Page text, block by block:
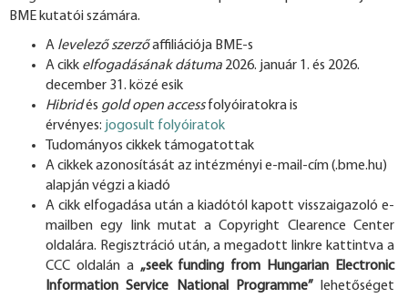
BME kutatói számára.
A levelező szerzőaffiliációja BME-s
A cikk elfogadásának dátuma 2026. január 1. és 2026.
december 31. közé esik
Hibridés gold open accessfolyóiratokra is
érvényes: jogosult folyóiratok
Tudományos cikkek támogatottak
A cikkek azonosítását az intézményi e-mail-cím (.bme.hu)
alapján végzi a kiadó
A cikk elfogadása után a kiadótól kapott visszaigazoló e-
mailben egy link mutat a Copyright Clearence Center
oldalára. Regisztráció után, a megadott linkre kattintva a
CCC oldalán a „seek funding from Hungarian Electronic
Information Service National Programme”lehetőséget